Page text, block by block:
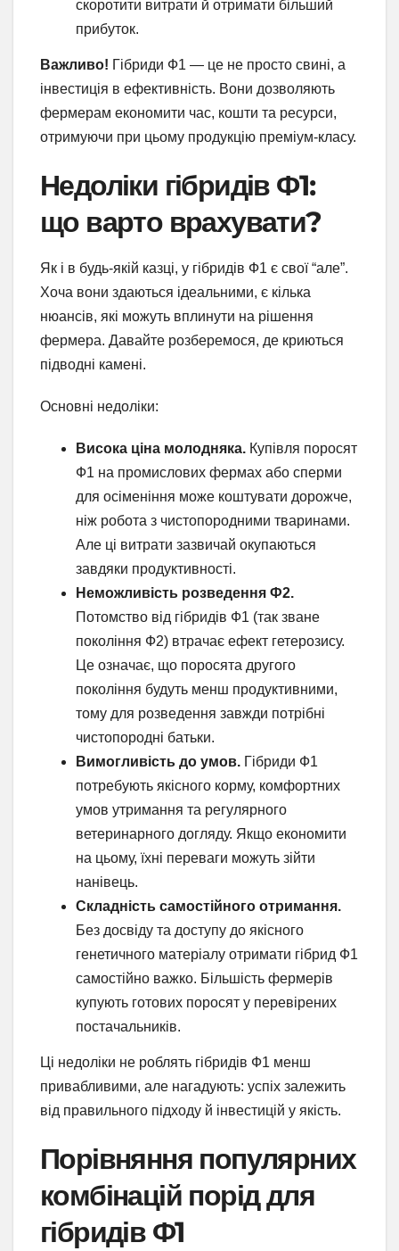
скоротити витрати й отримати більший
прибуток.
Важливо! Гібриди Ф1 — це не просто свині, а
інвестиція в ефективність. Вони дозволяють
фермерам економити час, кошти та ресурси,
отримуючи при цьому продукцію преміум-класу.
Недоліки гібридів Ф1:
що варто врахувати?
Як і в будь-якій казці, у гібридів Ф1 є свої “але”.
Хоча вони здаються ідеальними, є кілька
нюансів, які можуть вплинути на рішення
фермера. Давайте розберемося, де криються
підводні камені.
Основні недоліки:
Висока ціна молодняка. Купівля поросят
Ф1 на промислових фермах або сперми
для осіменіння може коштувати дорожче,
ніж робота з чистопородними тваринами.
Але ці витрати зазвичай окупаються
завдяки продуктивності.
Неможливість розведення Ф2.
Потомство від гібридів Ф1 (так зване
покоління Ф2) втрачає ефект гетерозису.
Це означає, що поросята другого
покоління будуть менш продуктивними,
тому для розведення завжди потрібні
чистопородні батьки.
Вимогливість до умов. Гібриди Ф1
потребують якісного корму, комфортних
умов утримання та регулярного
ветеринарного догляду. Якщо економити
на цьому, їхні переваги можуть зійти
нанівець.
Складність самостійного отримання.
Без досвіду та доступу до якісного
генетичного матеріалу отримати гібрид Ф1
самостійно важко. Більшість фермерів
купують готових поросят у перевірених
постачальників.
Ці недоліки не роблять гібридів Ф1 менш
привабливими, але нагадують: успіх залежить
від правильного підходу й інвестицій у якість.
Порівняння популярних
комбінацій порід для
гібридів Ф1